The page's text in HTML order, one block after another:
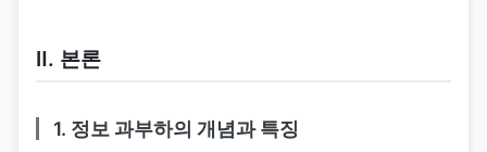
Ⅱ. 본론
1. 정보 과부하의 개념과 특징